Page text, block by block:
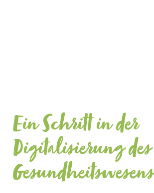
Ein Schritt in der
Digitalisierung des
Gesundheitswesens